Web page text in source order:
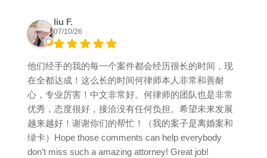
liu F.
07/10/26
他们经手的我的每一个案件都会经历很长的时间，现
在全都达成！这么长的时间何律师本人非常和善耐
心，专业厉害！中文非常好。何律师的团队也是非常
优秀，态度很好，接洽没有任何负担。希望未来发展
越来越好！谢谢你们的帮忙！（我的案子是离婚案和
绿卡）Hope those comments can help everybody
don’t miss such a amazing attorney! Great job!